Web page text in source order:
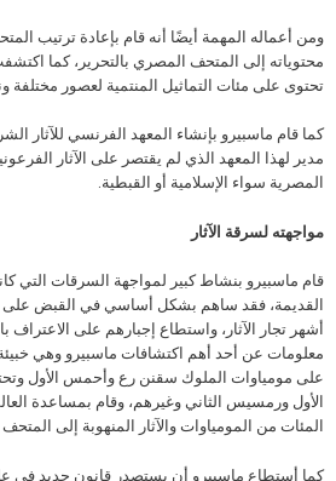
ومن أعماله المهمة أيضًا أنه قام بإعادة ترتيب
محتوياته إلى المتحف المصري بالتحرير، كما
تحتوى على مئات التماثيل المنتمية لعصور مختلفة
كما قام ماسبيرو بإنشاء المعهد الفرنسي للآثار
مدير لهذا المعهد الذي لم يقتصر على الآثار
المصرية سواء الإسلامية أو القبطية.
مواجهته لسرقة الآثار
قام ماسبيرو بنشاط كبير لمواجهة السرقات التي
القديمة، فقد ساهم بشكل أساسي في القبض على
أشهر تجار الآثار، واستطاع إجبارهم على
معلومات عن أحد أهم اكتشافات ماسبيرو وهي
على مومياوات الملوك سقنن رع وأحمس الأول
الأول ورمسيس الثاني وغيرهم، وقام بمساعدة
المئات من المومياوات والآثار المنهوبة إلى